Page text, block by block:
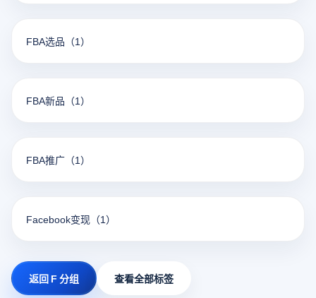
FBA选品 （1）
FBA新品 （1）
FBA推广 （1）
Facebook变现 （1）
返回 F 分组 查看全部标签